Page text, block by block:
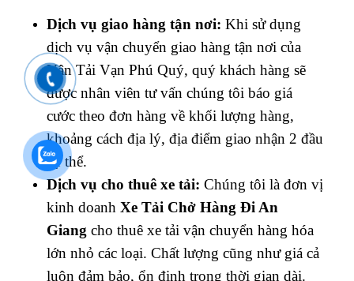
Dịch vụ giao hàng tận nơi: Khi sử dụng
dịch vụ vận chuyển giao hàng tận nơi của
Vận Tải Vạn Phú Quý, quý khách hàng sẽ
được nhân viên tư vấn chúng tôi báo giá
cước theo đơn hàng về khối lượng hàng,
khoảng cách địa lý, địa điểm giao nhận 2 đầu
cụ thể.
Dịch vụ cho thuê xe tải: Chúng tôi là đơn vị
kinh doanh Xe Tải Chở Hàng Đi An
Giang cho thuê xe tải vận chuyển hàng hóa
lớn nhỏ các loại. Chất lượng cũng như giá cả
luôn đảm bảo, ổn định trong thời gian dài.